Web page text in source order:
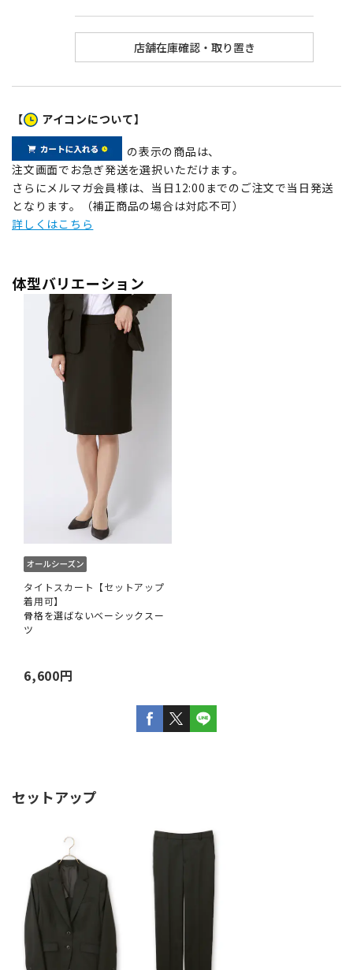
【 アイコンについて】
の表示の商品は、
注文画面でお急ぎ発送を選択いただけます。
さらにメルマガ会員様は、当日12:00までのご注文で当日発送
となります。（補正商品の場合は対応不可）
詳しくはこちら
体型バリエーション
タイトスカート【セットアップ
着用可】
骨格を選ばないベーシックスー
ツ
6,600円